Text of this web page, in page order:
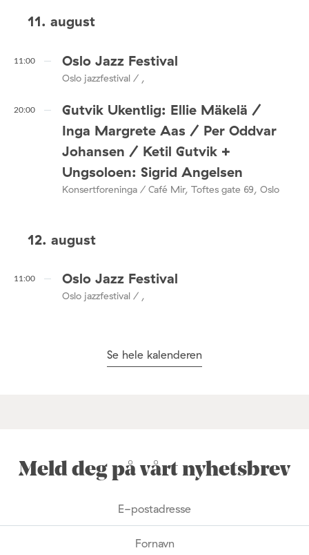
11. august
11:00 Oslo Jazz Festival
Oslo jazzfestival / ,
20:00
Gutvik Ukentlig: Ellie Mäkelä /
Inga Margrete Aas / Per Oddvar
Johansen / Ketil Gutvik +
Ungsoloen: Sigrid Angelsen
Konsertforeninga / Café Mir, Toftes gate 69, Oslo
12. august
11:00 Oslo Jazz Festival
Oslo jazzfestival / ,
Se hele kalenderen
Meld deg på vårt nyhetsbrev